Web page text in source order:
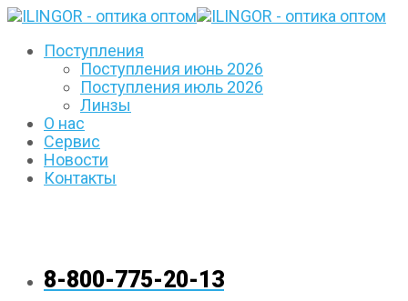
Поступления
Поступления июнь 2026
Поступления июль 2026
Линзы
О нас
Сервис
Новости
Контакты
8-800-775-20-13